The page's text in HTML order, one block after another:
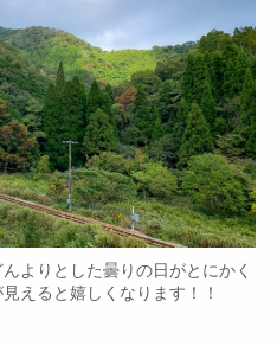
よりとした曇りの日がとにかく
えると嬉しくなります！！